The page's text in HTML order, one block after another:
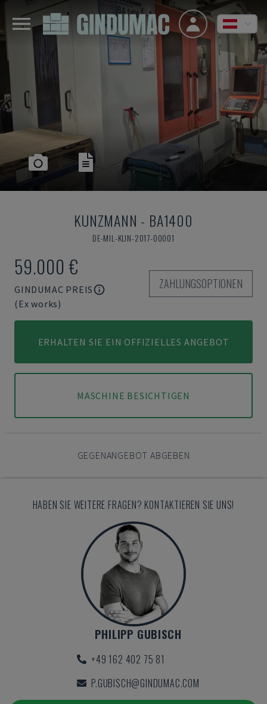
KUNZMANN - BA1400
DE-MIL-KUN-2017-00001
59.000 €
GINDUMAC PREIS
(Ex works)
ZAHLUNGSOPTIONEN
ERHALTEN SIE EIN OFFIZIELLES ANGEBOT
MASCHINE BESICHTIGEN
GEGENANGEBOT ABGEBEN
HABEN SIE WEITERE FRAGEN? KONTAKTIEREN SIE UNS!
PHILIPP GUBISCH
+49 162 402 75 81
P.GUBISCH@GINDUMAC.COM